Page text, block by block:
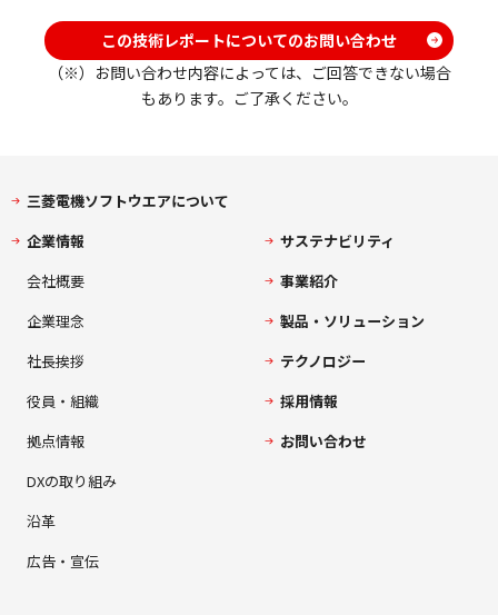
この技術レポートについてのお問い合わせ
（※）お問い合わせ内容によっては、ご回答できない場合
もあります。ご了承ください。
三菱電機ソフトウエアについて
企業情報
会社概要
企業理念
社長挨拶
役員・組織
拠点情報
DXの取り組み
沿革
広告・宣伝
サステナビリティ
事業紹介
製品・ソリューション
テクノロジー
採用情報
お問い合わせ